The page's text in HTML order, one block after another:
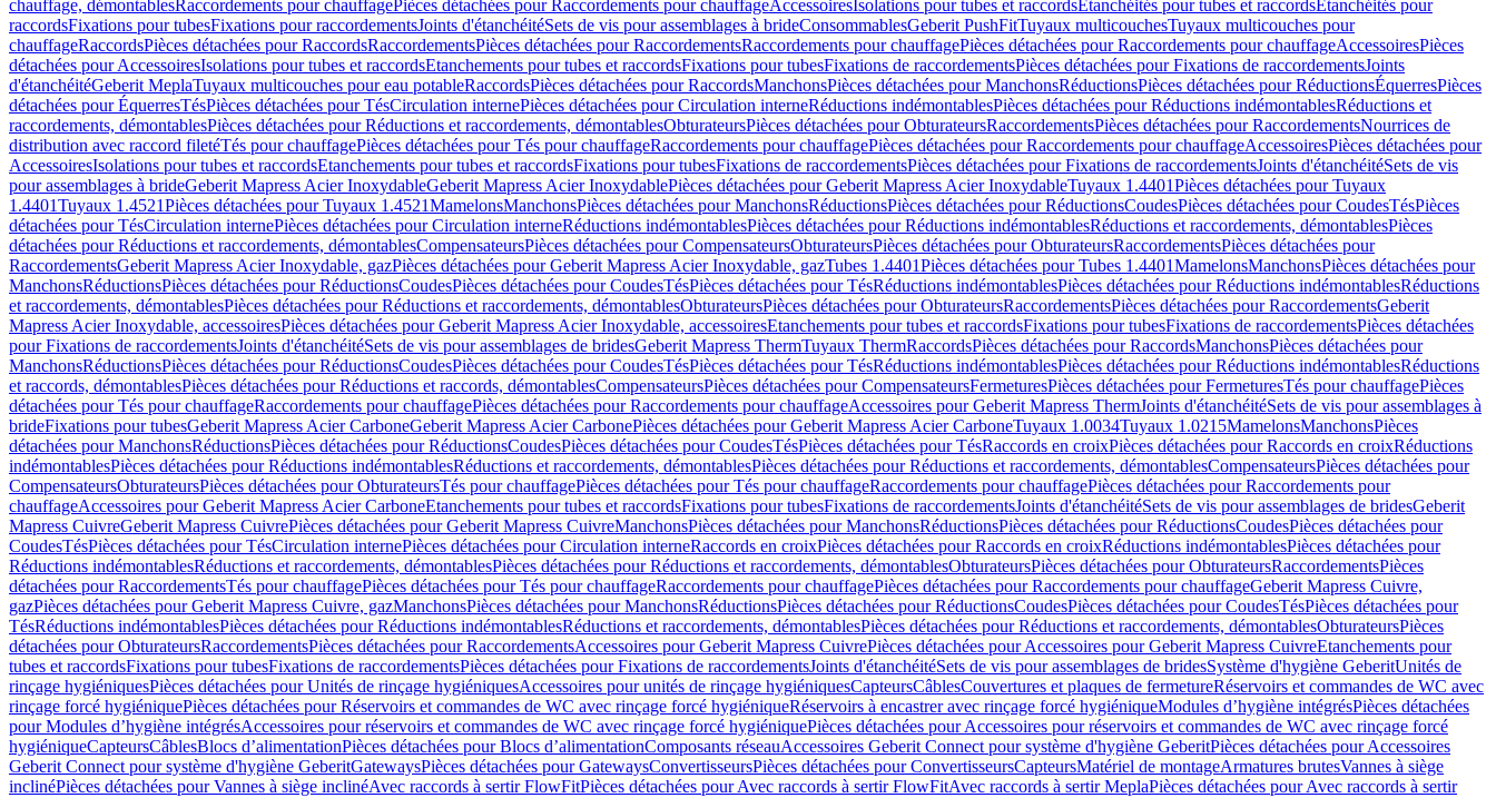
chauffage, démontablesRaccordements pour chauffagePièces détachées pour Raccordements pour chauffageAccessoiresIsolations pour tubes et raccordsEtanchéités pour tubes et raccordsEtanchéités pour
raccordsFixations pour tubesFixations pour raccordementsJoints d'étanchéitéSets de vis pour assemblages à brideConsommablesGeberit PushFitTuyaux multicouchesTuyaux multicouches pour
chauffageRaccordsPièces détachées pour RaccordsRaccordementsPièces détachées pour RaccordementsRaccordements pour chauffagePièces détachées pour Raccordements pour chauffageAccessoiresPièces
détachées pour AccessoiresIsolations pour tubes et raccordsEtanchements pour tubes et raccordsFixations pour tubesFixations de raccordementsPièces détachées pour Fixations de raccordementsJoints
d'étanchéitéGeberit MeplaTuyaux multicouches pour eau potableRaccordsPièces détachées pour RaccordsManchonsPièces détachées pour ManchonsRéductionsPièces détachées pour RéductionsÉquerresPièces
détachées pour ÉquerresTésPièces détachées pour TésCirculation internePièces détachées pour Circulation interneRéductions indémontablesPièces détachées pour Réductions indémontablesRéductions et
raccordements, démontablesPièces détachées pour Réductions et raccordements, démontablesObturateursPièces détachées pour ObturateursRaccordementsPièces détachées pour RaccordementsNourrices de
distribution avec raccord filetéTés pour chauffagePièces détachées pour Tés pour chauffageRaccordements pour chauffagePièces détachées pour Raccordements pour chauffageAccessoiresPièces détachées pour
AccessoiresIsolations pour tubes et raccordsEtanchements pour tubes et raccordsFixations pour tubesFixations de raccordementsPièces détachées pour Fixations de raccordementsJoints d'étanchéitéSets de vis
pour assemblages à brideGeberit Mapress Acier InoxydableGeberit Mapress Acier InoxydablePièces détachées pour Geberit Mapress Acier InoxydableTuyaux 1.4401Pièces détachées pour Tuyaux
1.4401Tuyaux 1.4521Pièces détachées pour Tuyaux 1.4521MamelonsManchonsPièces détachées pour ManchonsRéductionsPièces détachées pour RéductionsCoudesPièces détachées pour CoudesTésPièces
détachées pour TésCirculation internePièces détachées pour Circulation interneRéductions indémontablesPièces détachées pour Réductions indémontablesRéductions et raccordements, démontablesPièces
détachées pour Réductions et raccordements, démontablesCompensateursPièces détachées pour CompensateursObturateursPièces détachées pour ObturateursRaccordementsPièces détachées pour
RaccordementsGeberit Mapress Acier Inoxydable, gazPièces détachées pour Geberit Mapress Acier Inoxydable, gazTubes 1.4401Pièces détachées pour Tubes 1.4401MamelonsManchonsPièces détachées pour
ManchonsRéductionsPièces détachées pour RéductionsCoudesPièces détachées pour CoudesTésPièces détachées pour TésRéductions indémontablesPièces détachées pour Réductions indémontablesRéductions
et raccordements, démontablesPièces détachées pour Réductions et raccordements, démontablesObturateursPièces détachées pour ObturateursRaccordementsPièces détachées pour RaccordementsGeberit
Mapress Acier Inoxydable, accessoiresPièces détachées pour Geberit Mapress Acier Inoxydable, accessoiresEtanchements pour tubes et raccordsFixations pour tubesFixations de raccordementsPièces détachées
pour Fixations de raccordementsJoints d'étanchéitéSets de vis pour assemblages de bridesGeberit Mapress ThermTuyaux ThermRaccordsPièces détachées pour RaccordsManchonsPièces détachées pour
ManchonsRéductionsPièces détachées pour RéductionsCoudesPièces détachées pour CoudesTésPièces détachées pour TésRéductions indémontablesPièces détachées pour Réductions indémontablesRéductions
et raccords, démontablesPièces détachées pour Réductions et raccords, démontablesCompensateursPièces détachées pour CompensateursFermeturesPièces détachées pour FermeturesTés pour chauffagePièces
détachées pour Tés pour chauffageRaccordements pour chauffagePièces détachées pour Raccordements pour chauffageAccessoires pour Geberit Mapress ThermJoints d'étanchéitéSets de vis pour assemblages à
brideFixations pour tubesGeberit Mapress Acier CarboneGeberit Mapress Acier CarbonePièces détachées pour Geberit Mapress Acier CarboneTuyaux 1.0034Tuyaux 1.0215MamelonsManchonsPièces
détachées pour ManchonsRéductionsPièces détachées pour RéductionsCoudesPièces détachées pour CoudesTésPièces détachées pour TésRaccords en croixPièces détachées pour Raccords en croixRéductions
indémontablesPièces détachées pour Réductions indémontablesRéductions et raccordements, démontablesPièces détachées pour Réductions et raccordements, démontablesCompensateursPièces détachées pour
CompensateursObturateursPièces détachées pour ObturateursTés pour chauffagePièces détachées pour Tés pour chauffageRaccordements pour chauffagePièces détachées pour Raccordements pour
chauffageAccessoires pour Geberit Mapress Acier CarboneEtanchements pour tubes et raccordsFixations pour tubesFixations de raccordementsJoints d'étanchéitéSets de vis pour assemblages de bridesGeberit
Mapress CuivreGeberit Mapress CuivrePièces détachées pour Geberit Mapress CuivreManchonsPièces détachées pour ManchonsRéductionsPièces détachées pour RéductionsCoudesPièces détachées pour
CoudesTésPièces détachées pour TésCirculation internePièces détachées pour Circulation interneRaccords en croixPièces détachées pour Raccords en croixRéductions indémontablesPièces détachées pour
Réductions indémontablesRéductions et raccordements, démontablesPièces détachées pour Réductions et raccordements, démontablesObturateursPièces détachées pour ObturateursRaccordementsPièces
détachées pour RaccordementsTés pour chauffagePièces détachées pour Tés pour chauffageRaccordements pour chauffagePièces détachées pour Raccordements pour chauffageGeberit Mapress Cuivre,
gazPièces détachées pour Geberit Mapress Cuivre, gazManchonsPièces détachées pour ManchonsRéductionsPièces détachées pour RéductionsCoudesPièces détachées pour CoudesTésPièces détachées pour
TésRéductions indémontablesPièces détachées pour Réductions indémontablesRéductions et raccordements, démontablesPièces détachées pour Réductions et raccordements, démontablesObturateursPièces
détachées pour ObturateursRaccordementsPièces détachées pour RaccordementsAccessoires pour Geberit Mapress CuivrePièces détachées pour Accessoires pour Geberit Mapress CuivreEtanchements pour
tubes et raccordsFixations pour tubesFixations de raccordementsPièces détachées pour Fixations de raccordementsJoints d'étanchéitéSets de vis pour assemblages de bridesSystème d'hygiène GeberitUnités de
rinçage hygiéniquesPièces détachées pour Unités de rinçage hygiéniquesAccessoires pour unités de rinçage hygiéniquesCapteursCâblesCouvertures et plaques de fermetureRéservoirs et commandes de WC avec
rinçage forcé hygiéniquePièces détachées pour Réservoirs et commandes de WC avec rinçage forcé hygiéniqueRéservoirs à encastrer avec rinçage forcé hygiéniqueModules d’hygiène intégrésPièces détachées
pour Modules d’hygiène intégrésAccessoires pour réservoirs et commandes de WC avec rinçage forcé hygiéniquePièces détachées pour Accessoires pour réservoirs et commandes de WC avec rinçage forcé
hygiéniqueCapteursCâblesBlocs d’alimentationPièces détachées pour Blocs d’alimentationComposants réseauAccessoires Geberit Connect pour système d'hygiène GeberitPièces détachées pour Accessoires
Geberit Connect pour système d'hygiène GeberitGatewaysPièces détachées pour GatewaysConvertisseursPièces détachées pour ConvertisseursCapteursMatériel de montageArmatures brutesVannes à siège
inclinéPièces détachées pour Vannes à siège inclinéAvec raccords à sertir FlowFitPièces détachées pour Avec raccords à sertir FlowFitAvec raccords à sertir MeplaPièces détachées pour Avec raccords à sertir